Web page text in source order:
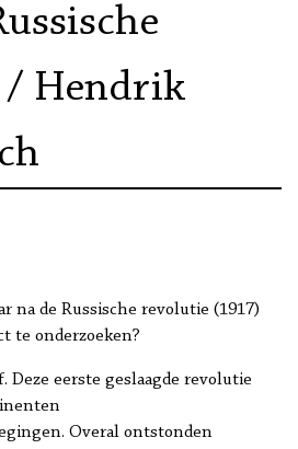
Aktief
/ Hendrik
na de Russische revolutie (1917)
te onderzoeken?
Deze eerste geslaagde revolutie
Overal ontstonden